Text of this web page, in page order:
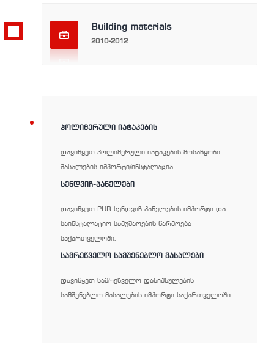
Building materials
2010-2012
2010-
2012
ᲞᲝᲚᲘᲛᲔᲠᲣᲚᲘ ᲘᲐᲢᲐᲙᲔᲑᲘᲡ
დავიწყეთ პოლიმერული იატაკების მოსაწყობი
მასალების იმპორტი/ინსტალაცია.
ᲡᲔᲜᲓᲕᲘᲩ-ᲞᲐᲜᲔᲚᲔᲑᲘ
დავიწყეთ PUR სენდვიჩ-პანელების იმპორტი და
საინსტალაციო სამუშაოების წარმოება
საქართველოში.
ᲡᲐᲛᲠᲔᲬᲕᲔᲚᲝ ᲡᲐᲛᲨᲔᲜᲔᲑᲚᲝ ᲛᲐᲡᲐᲚᲔᲑᲘ
დავიწყეთ სამრეწველო დანიშნულების
სამშენებლო მასალების იმპორტი საქართველოში.